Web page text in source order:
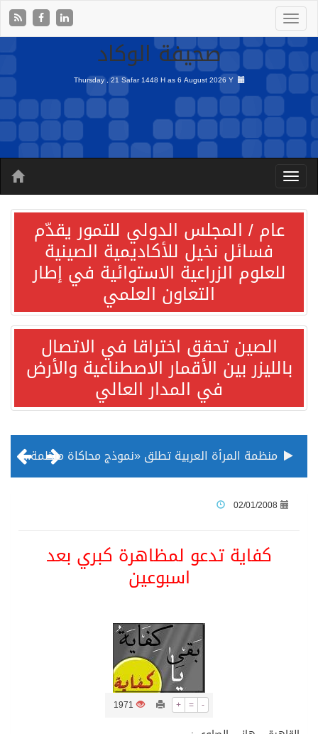
صحيفة الوكاد
Thursday , 21 Safar 1448 H as6 August 2026 Y
عام / المجلس الدولي للتمور يقدّم
فسائل نخيل للأكاديمية الصينية
للعلوم الزراعية الاستوائية في إطار
التعاون العلمي
الصين تحقق اختراقا في الاتصال
بالليزر بين الأقمار الاصطناعية والأرض
في المدار العالي
منظمة المرأة العربية تطلق «نموذج محاكاة منظمة المرأة العربية للشباب» بمشاركة 10 دول عربية..غدًا
ثلة من الضابطات في الجييش الكويتي
02/01/2008
كفاية تدعو لمظاهرة كبري بعد
اسبوعين
+ = -
1971